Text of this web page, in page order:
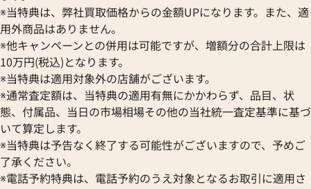
ッグ M55131
参考買取価格
113,000円
2026年1月17日時点
バリーバムバッグ
参考買取価格
※当特典は、弊社買取価格からの金額UPになります。また、適
用外商品はありません。
※他キャンペーンとの併用は可能ですが、増額分の合計上限は
10万円(税込)となります。
※当特典は適用対象外の店舗がございます。
※通常査定額は、当特典の適用有無にかかわらず、品目、状
態、付属品、当日の市場相場その他の当社統一査定基準に基づ
いて算定します。
※当特典は予告なく終了する可能性がございますので、予めご
了承ください。
※電話予約特典は、電話予約のうえ対象となるお取引に適用さ